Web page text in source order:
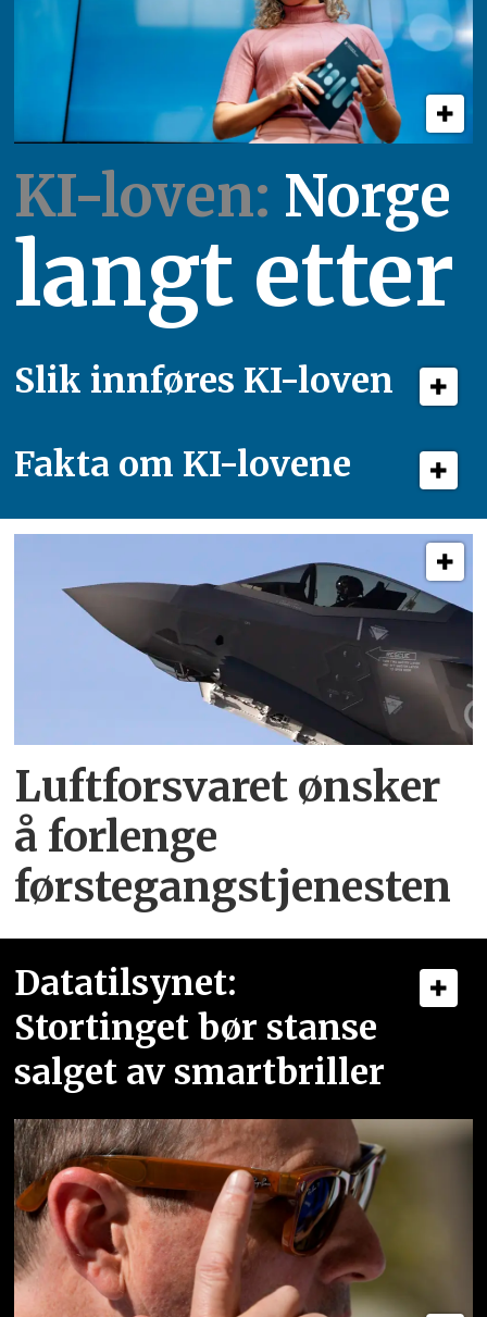
KI-loven: Norge
langt etter
Slik innføres KI-loven
Fakta om KI-lovene
Luftforsvaret ønsker
å forlenge
førstegangstjenesten
Datatilsynet:
Stortinget bør stanse
salget av smartbriller